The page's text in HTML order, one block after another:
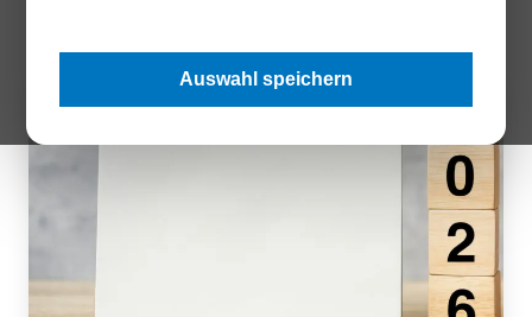
Auswahl speichern